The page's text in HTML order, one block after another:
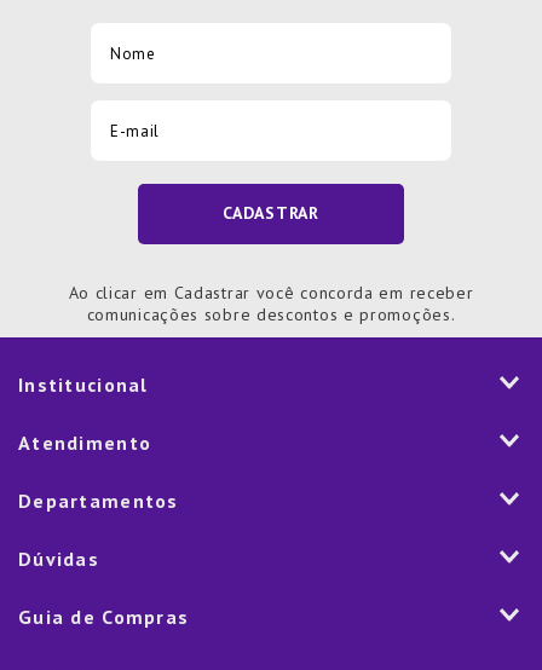
CADASTRAR
Ao clicar em Cadastrar você concorda em receber
comunicações sobre descontos e promoções.
Institucional
História
Nossas Lojas
Marketplace
Atendimento
Fale Conosco
Trocas e Devoluções
Departamentos
Mesa
Eletroportáteis
Dúvidas
Como Comprar
Guia de Compras